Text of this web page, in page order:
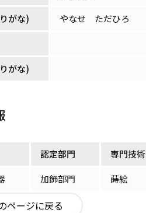
がな) やなせ ただひろ
がな)
認定部門 専門技術
加飾部門 蒔絵
ページに戻る